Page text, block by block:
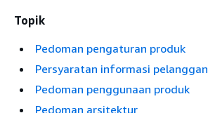
Topik
Pedoman pengaturan produk
Persyaratan informasi pelanggan
Pedoman penggunaan produk
Pedoman arsitektur